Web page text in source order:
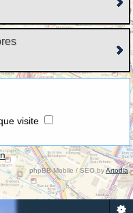
visite
phpBB Mobile / SEO byArtodia .